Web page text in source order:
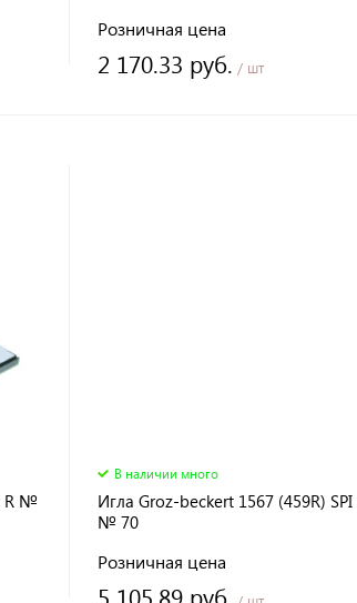
Розничная цена
2 170.33 руб. / шт
R №
В наличии много
Игла Groz-beckert 1567 (459R) SPI
№ 70
Розничная цена
5 105.89 руб.